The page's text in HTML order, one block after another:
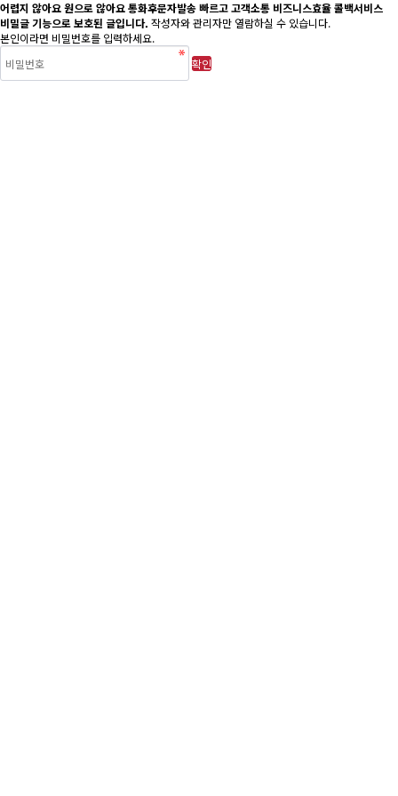
어렵지 않아요 원으로 않아요 통화후문자발송 빠르고 고객소통 비즈니스효율 콜백서비스
비밀글 기능으로 보호된 글입니다. 작성자와 관리자만 열람하실 수 있습니다.
본인이라면 비밀번호를 입력하세요.